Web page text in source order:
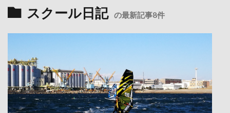
スクール日記 の最新記事8件